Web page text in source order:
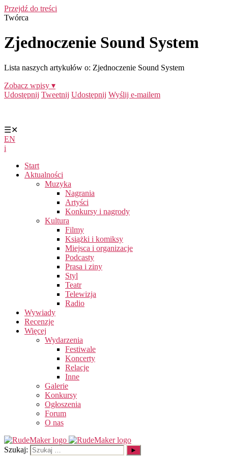
Przejdź do treści
Twórca
Zjednoczenie Sound System
Lista naszych artykułów o: Zjednoczenie Sound System
Zobacz wpisy ▾
Udostępnij Tweetnij Udostępnij Wyślij e-mailem
☰✕
EN
i
Start
Aktualności
Muzyka
Nagrania
Artyści
Konkursy i nagrody
Kultura
Filmy
Książki i komiksy
Miejsca i organizacje
Podcasty
Prasa i ziny
Styl
Teatr
Telewizja
Radio
Wywiady
Recenzje
Więcej
Wydarzenia
Festiwale
Koncerty
Relacje
Inne
Galerie
Konkursy
Ogłoszenia
Forum
O nas
Szukaj: